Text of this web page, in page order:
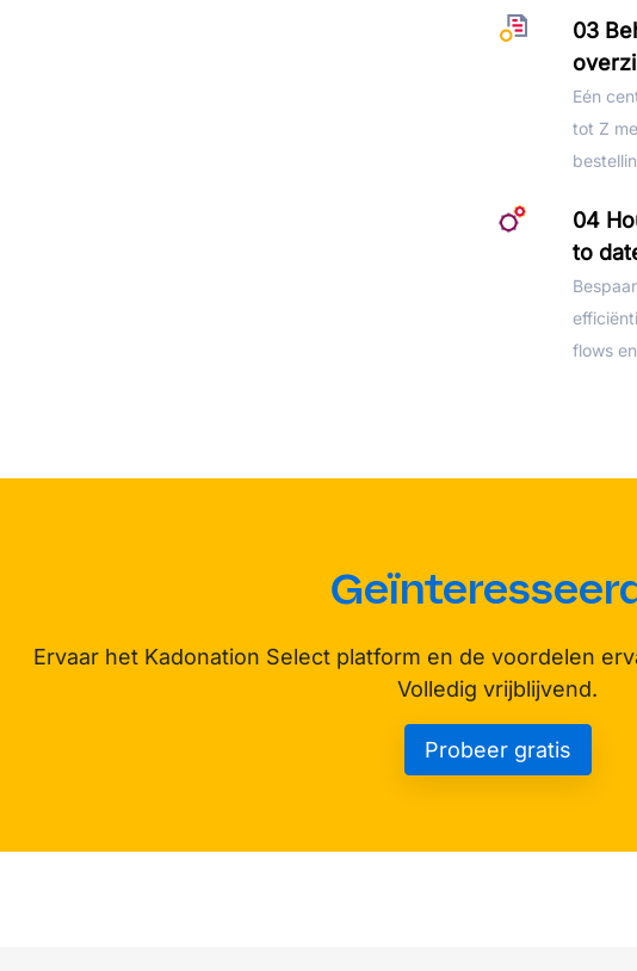
03
Eén
tot Z
04
to
flows
Ervaar het Kadonation Select platform en de voordelen
Volledig vrijblijvend.
Probeer gratis